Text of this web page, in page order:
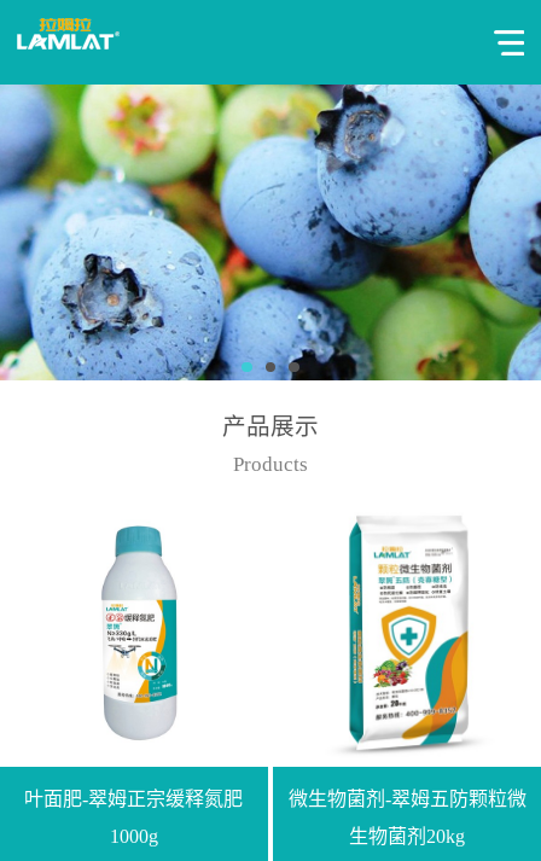
产品展示
Products
叶面肥-翠姆正宗缓释氮肥
1000g
微生物菌剂-翠姆五防颗粒微
生物菌剂20kg